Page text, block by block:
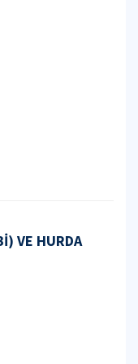
VE HURDA